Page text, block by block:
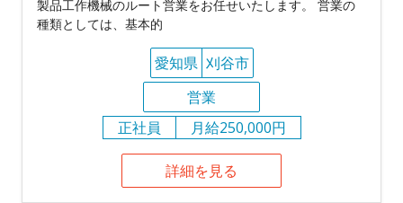
製品工作機械のルート営業をお任せいたします。 営業の
種類としては、基本的
愛知県 刈谷市
営業
正社員
月給250,000円
詳細を見る